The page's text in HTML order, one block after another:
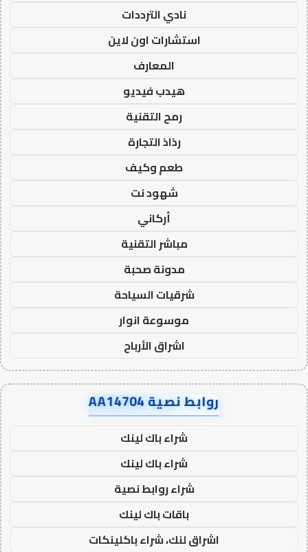
نادي الترددات
استشارات اون لاين
المعارف
هيدب فيديو
رمح التقنية
رذاذ التجارة
طعم وكيف
شهود نت
أركاني
مباشر التقنية
مدونة صحبة
شرقيات السياحة
موسوعة انوار
اشراق الأرباح
روابط نصية AA14704
شراء باك لينك
شراء باك لينك
شراء روابط نصية
باقات باك لينك
اشراق لنك، شراء باكلينكات